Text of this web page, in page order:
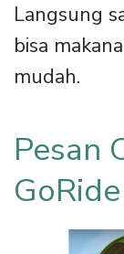
Langsung
bisa
mudah.
Pesan
GoRide